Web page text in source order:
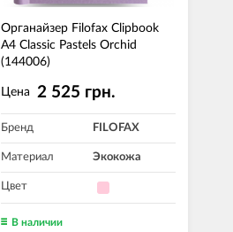
Органайзер Filofax Clipbook
A4 Classic Pastels Orchid
(144006)
Цена 2 525 грн.
Бренд FILOFAX
Материал Экокожа
Цвет
В наличии